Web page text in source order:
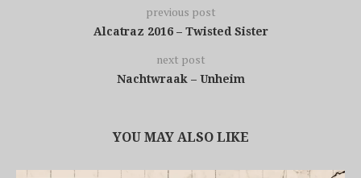
previous post
Alcatraz 2016 – Twisted Sister
next post
Nachtwraak – Unheim
YOU MAY ALSO LIKE